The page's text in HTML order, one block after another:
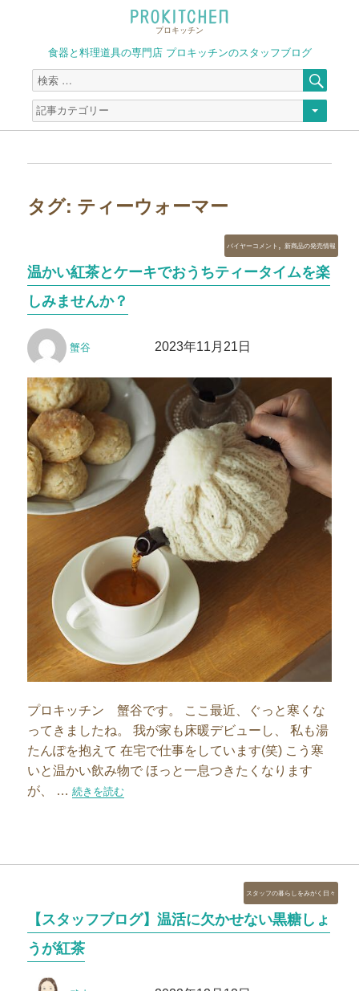
プロキッチン
食器と料理道具の専門店 プロキッチンのスタッフブログ
検
索
対
象:
索
タグ: ティーウォーマー
温かい紅茶とケーキでおうちティータイムを楽
しみませんか？
稿蟹谷稿
2023年11月21日
カ
テ
ゴ
バイヤーコメント 新商品の発売情報
プロキッチン 蟹谷です。 ここ最近、ぐっと寒くな
ってきましたね。 我が家も床暖デビューし、 私も湯
たんぽを抱えて 在宅で仕事をしています(笑) こう寒
いと温かい飲み物で ほっと一息つきたくなります
が、 …“温かい紅茶とケーキでおうちティータイムを楽しみませんか
続きを読む
【スタッフブログ】温活に欠かせない黒糖しょ
うが紅茶
カ
テ
ゴ
スタッフの暮らしをみがく日々